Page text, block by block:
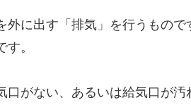
外に出す「排気」を行うもの
。
口がない、あるいは給気口が